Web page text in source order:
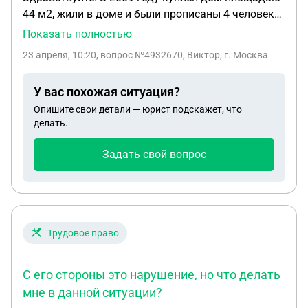
44 м2, жили в доме и были прописаны 4 человека,
сделали пристройку. . В 2025 оформили
присвоением ЕГРН, ( старый дом снесли с учета ) ,
вопрос с подачей 3 НДФЛ , можно ли его не
подавать, и через суд доказать что жили в доме
более 5 лет (но в процессе реконструкции
моим случаем не нашёл.
Показать полностью
23 апреля, 10:20, вопрос №4932670, Виктор, г. Москва
У вас похожая ситуация?
Опишите свои детали — юрист подскажет, что
делать.
Задать свой вопрос
Трудовое право
С его стороны это нарушение, но что делать
мне в данной ситуации?